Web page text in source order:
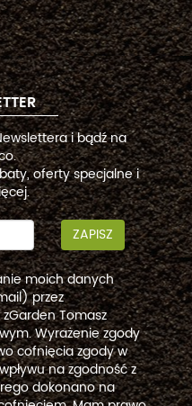
i bądź na
oferty specjalne i
ZAPISZ
moich danych
przez
Tomasz
Wyrażenie zgody
cofnięcia zgody w
na zgodność z
dokonano na